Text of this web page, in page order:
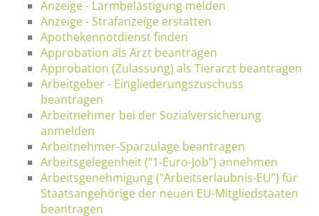
Anzeige - Lärmbelästigung melden
Anzeige - Strafanzeige erstatten
Apothekennotdienst finden
Approbation als Arzt beantragen
Approbation (Zulassung) als Tierarzt beantragen
Arbeitgeber - Eingliederungszuschuss
beantragen
Arbeitnehmer bei der Sozialversicherung
anmelden
Arbeitnehmer-Sparzulage beantragen
Arbeitsgelegenheit ("1-Euro-Job") annehmen
Arbeitsgenehmigung ("Arbeitserlaubnis-EU") für
Staatsangehörige der neuen EU-Mitgliedstaaten
beantragen